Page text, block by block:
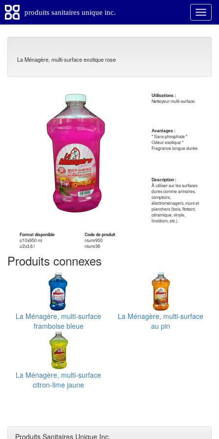
produits sanitaires unique inc.
La Ménagère, multi-surface exotique rose
Format disponible
Code de produit
c/10x950 ml
ntumr950
c/2x3.6 l
ntumr36
Utilisations :
Nettoyeur multi-surface.
Avantages :
* Sans phosphate *
Odeur exotique *
Fragrance longue durée
Description :
À utiliser sur les surfaces
dures comme armoires,
comptoirs,
électroménagers, murs et
planchers (bois, flottant,
céramique, vinyle,
linoléom, etc.).
Produits connexes
La Ménagère, multi-surface
framboise bleue
La Ménagère, multi-surface
au pin
La Ménagère, multi-surface
citron-lime jaune
Produits Sanitaires Unique Inc.